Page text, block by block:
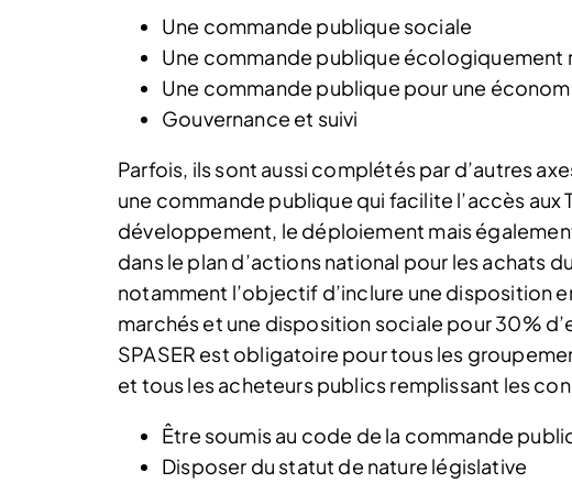
Une commande publique sociale
Une commande publique écologiquement
Une commande publique pour une
Gouvernance et suivi
Parfois, ils sont aussi complétés par d’autres
une commande publique qui facilite l’accès aux
développement, le déploiement mais
dans le plan d’actions national pour les achats
notamment l’objectif d’inclure une disposition
marchés et une disposition sociale pour 30%
SPASER est obligatoire pour tous les
et tous les acheteurs publics remplissant les
Être soumis au code de la commande
Disposer du statut de nature législative